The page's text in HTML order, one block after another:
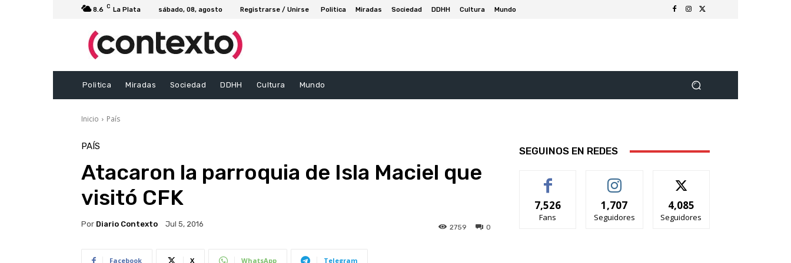
8.6 C La Plata sábado, 08, agosto Registrarse / Unirse Politica Miradas Sociedad DDHH Cultura Mundo
Politica Miradas Sociedad DDHH Cultura Mundo
Inicio País
PAÍS
Atacaron la parroquia de Isla Maciel que
visitó CFK
Por Diario Contexto Jul 5, 2016 0
2759
Facebook X WhatsApp Telegram
SEGUINOS EN REDES
7,526
Fans
1,707
Seguidores
4,085
Seguidores